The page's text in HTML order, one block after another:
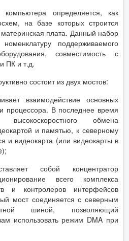
компьютера определяется, как
на базе которых строится
плата. Данный набор
поддерживаемого
совместимость с
ПК и т.д.
состоит из двух мостов:
взаимодействие основных
процессора. В последнее время
высокоскоростного обмена
и памятью, к северному
и видеокарта (или видеокарты в
собой концентратор
всего комплекса
и контролеров интерфейсов
мост соединяется с северным
шиной, позволяющий
использовать режим DMA при